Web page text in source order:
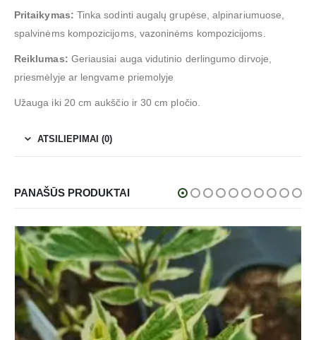
Pritaikymas: Tinka sodinti augalų grupėse, alpinariumuose,
spalvinėms kompozicijoms, vazoninėms kompozicijoms.
Reiklumas: Geriausiai auga vidutinio derlingumo dirvoje,
priesmėlyje ar lengvame priemolyje
Užauga iki 20 cm aukščio ir 30 cm pločio.
ATSILIEPIMAI (0)
PANAŠŪS PRODUKTAI